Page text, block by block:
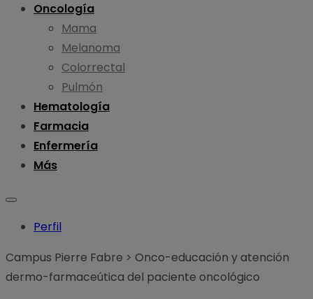
Oncología
Mama
Melanoma
Colorrectal
Pulmón
Hematología
Farmacia
Enfermería
Más
Perfil
Campus Pierre Fabre > Onco-educación y atención
dermo-farmaceútica del paciente oncológico